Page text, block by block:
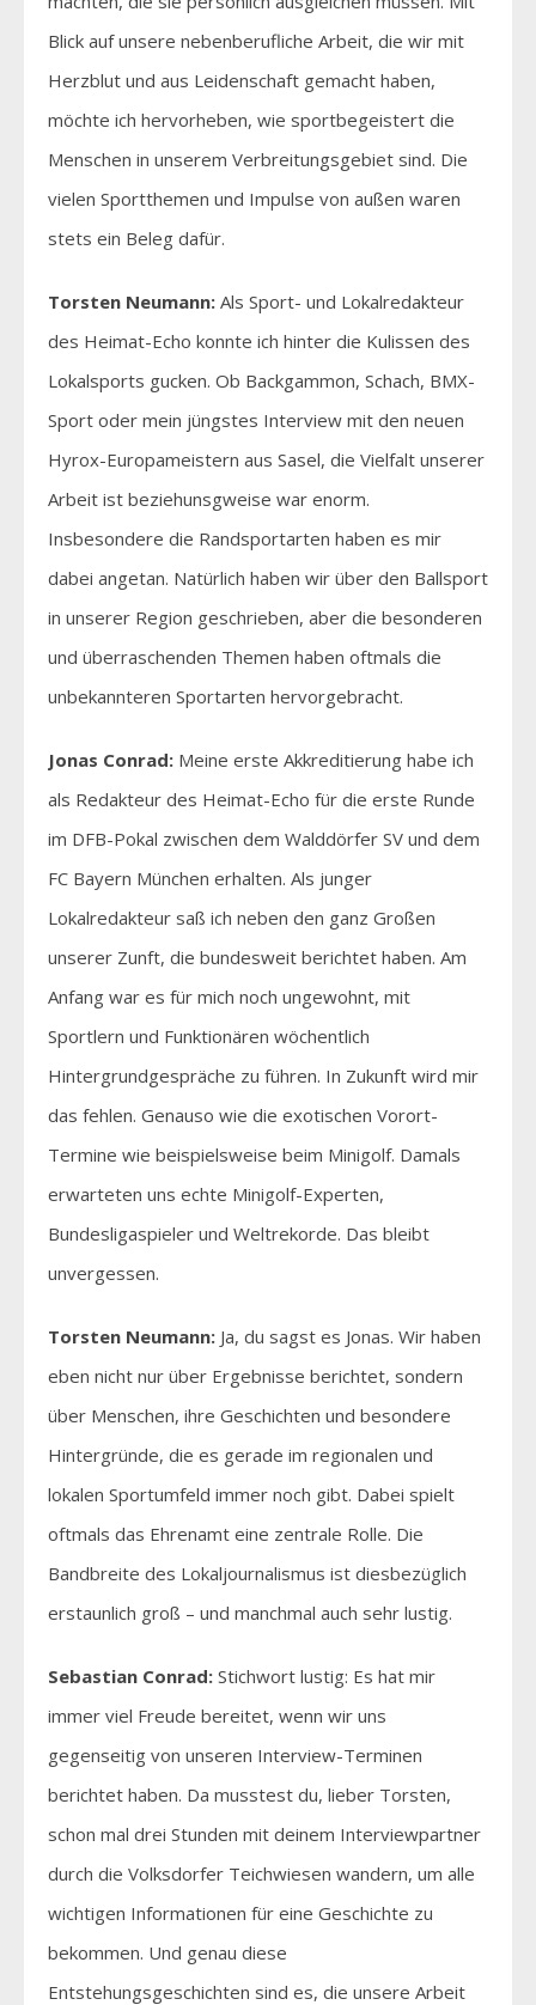
Blick auf unsere nebenberufliche Arbeit, die wir mit
Herzblut und aus Leidenschaft gemacht haben,
möchte ich hervorheben, wie sportbegeistert die
Menschen in unserem Verbreitungsgebiet sind. Die
vielen Sportthemen und Impulse von außen waren
stets ein Beleg dafür.
Torsten Neumann: Als Sport- und Lokalredakteur
des Heimat-Echo konnte ich hinter die Kulissen des
Lokalsports gucken. Ob Backgammon, Schach, BMX-
Sport oder mein jüngstes Interview mit den neuen
Hyrox-Europameistern aus Sasel, die Vielfalt unserer
Arbeit ist beziehunsgweise war enorm.
Insbesondere die Randsportarten haben es mir
dabei angetan. Natürlich haben wir über den Ballsport
in unserer Region geschrieben, aber die besonderen
und überraschenden Themen haben oftmals die
unbekannteren Sportarten hervorgebracht.
Jonas Conrad: Meine erste Akkreditierung habe ich
als Redakteur des Heimat-Echo für die erste Runde
im DFB-Pokal zwischen dem Walddörfer SV und dem
FC Bayern München erhalten. Als junger
Lokalredakteur saß ich neben den ganz Großen
unserer Zunft, die bundesweit berichtet haben. Am
Anfang war es für mich noch ungewohnt, mit
Sportlern und Funktionären wöchentlich
Hintergrundgespräche zu führen. In Zukunft wird mir
das fehlen. Genauso wie die exotischen Vorort-
Termine wie beispielsweise beim Minigolf. Damals
erwarteten uns echte Minigolf-Experten,
Bundesligaspieler und Weltrekorde. Das bleibt
unvergessen.
Torsten Neumann: Ja, du sagst es Jonas. Wir haben
eben nicht nur über Ergebnisse berichtet, sondern
über Menschen, ihre Geschichten und besondere
Hintergründe, die es gerade im regionalen und
lokalen Sportumfeld immer noch gibt. Dabei spielt
oftmals das Ehrenamt eine zentrale Rolle. Die
Bandbreite des Lokaljournalismus ist diesbezüglich
erstaunlich groß – und manchmal auch sehr lustig.
Sebastian Conrad: Stichwort lustig: Es hat mir
immer viel Freude bereitet, wenn wir uns
gegenseitig von unseren Interview-Terminen
berichtet haben. Da musstest du, lieber Torsten,
schon mal drei Stunden mit deinem Interviewpartner
durch die Volksdorfer Teichwiesen wandern, um alle
wichtigen Informationen für eine Geschichte zu
bekommen. Und genau diese
Entstehungsgeschichten sind es, die unsere Arbeit